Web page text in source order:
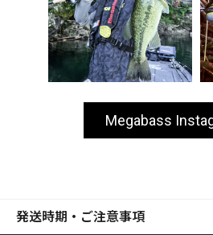
Megabass
発送時期・ご注意事項